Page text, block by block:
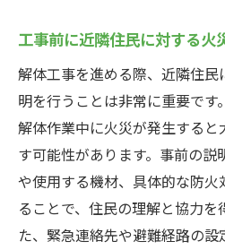
火災保険選びで失敗
ス
安心して解体工事を進め
要性と選び方
火災保険がもたらす
解体工事の火災リス
知識
工事前に近隣住民に対する火
解体工事を進める際、近隣住
明を行うことは非常に重要です
解体作業中に火災が発生する
す可能性があります。事前の説
や使用する機材、具体的な防
ることで、住民の理解と協力を
た、緊急連絡先や避難経路の